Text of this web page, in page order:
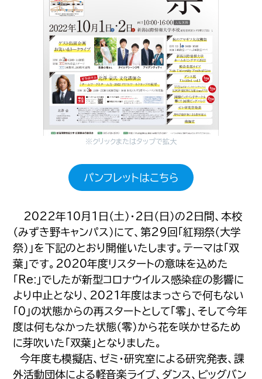
※クリックまたはタップで拡大
パンフレットはこちら
2022年10月1日（土）・2日（日）の2日間、本校
（みずき野キャンパス）にて、第29回「紅翔祭（大学
祭）」を下記のとおり開催いたします。テーマは「双
葉」です。2020年度リスタートの意味を込めた
「Re:」でしたが新型コロナウイルス感染症の影響に
より中止となり、2021年度はまっさらで何もない
「0」の状態からの再スタートとして「零」、そして今年
度は何もなかった状態（零）から花を咲かせるため
に芽吹いた「双葉」となりました。
今年度も模擬店、ゼミ・研究室による研究発表、課
外活動団体による軽音楽ライブ、ダンス、ビッグバン